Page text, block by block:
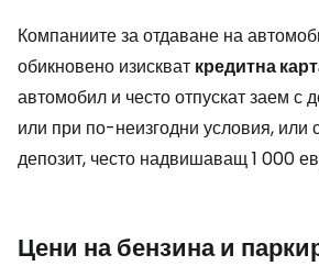
Компаниите за отдаване на
обикновено изискват кредитна
автомобил и често отпускат заем с
или при по-неизгодни условия, или
депозит, често надвишаващ 1 000
Цени на бензина и